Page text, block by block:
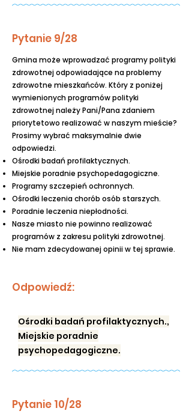
Pytanie 9/28
Gmina może wprowadzać programy polityki
zdrowotnej odpowiadające na problemy
zdrowotne mieszkańców. Który z poniżej
wymienionych programów polityki
zdrowotnej należy Pani/Pana zdaniem
priorytetowo realizować w naszym mieście?
Prosimy wybrać maksymalnie dwie
odpowiedzi.
Ośrodki badań profilaktycznych.
Miejskie poradnie psychopedagogiczne.
Programy szczepień ochronnych.
Ośrodki leczenia chorób osób starszych.
Poradnie leczenia niepłodności.
Nasze miasto nie powinno realizować
programów z zakresu polityki zdrowotnej.
Nie mam zdecydowanej opinii w tej sprawie.
Odpowiedź:
Ośrodki badań profilaktycznych.,
Miejskie poradnie
psychopedagogiczne.
Pytanie 10/28